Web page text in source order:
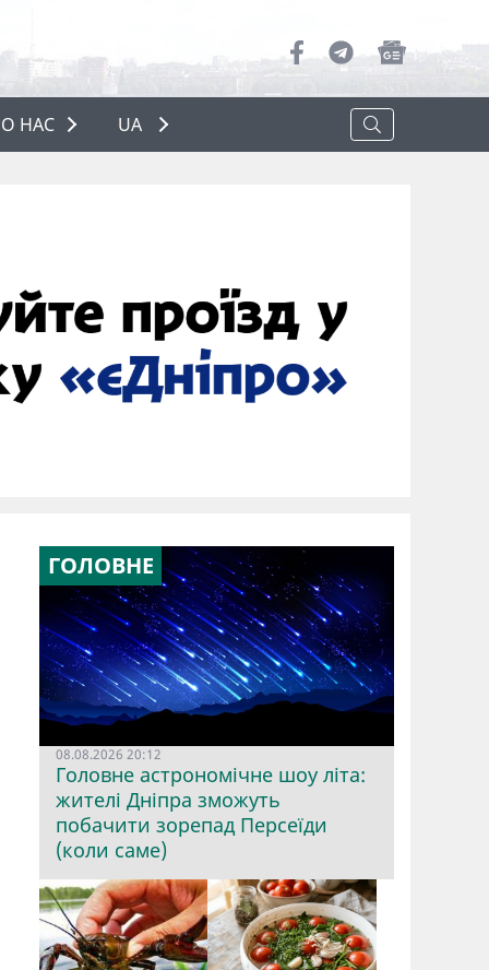
НАС
НАС
UA
ГОЛОВНЕ
08.08.2026 20:12
Головне астрономічне шоу літа:
жителі Дніпра зможуть
побачити зорепад Персеїди
(коли саме)